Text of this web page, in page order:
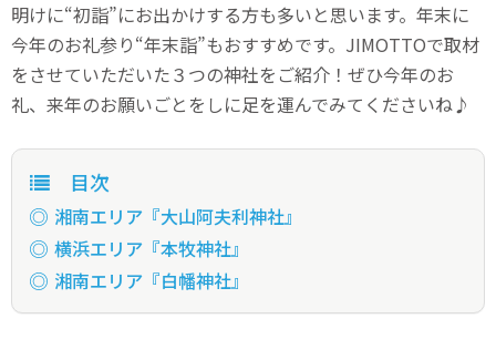
明けに“初詣”にお出かけする方も多いと思います。年末に
今年のお礼参り“年末詣”もおすすめです。JIMOTTOで取材
をさせていただいた３つの神社をご紹介！ぜひ今年のお
礼、来年のお願いごとをしに足を運んでみてくださいね♪
目次
湘南エリア『大山阿夫利神社』
横浜エリア『本牧神社』
湘南エリア『白幡神社』